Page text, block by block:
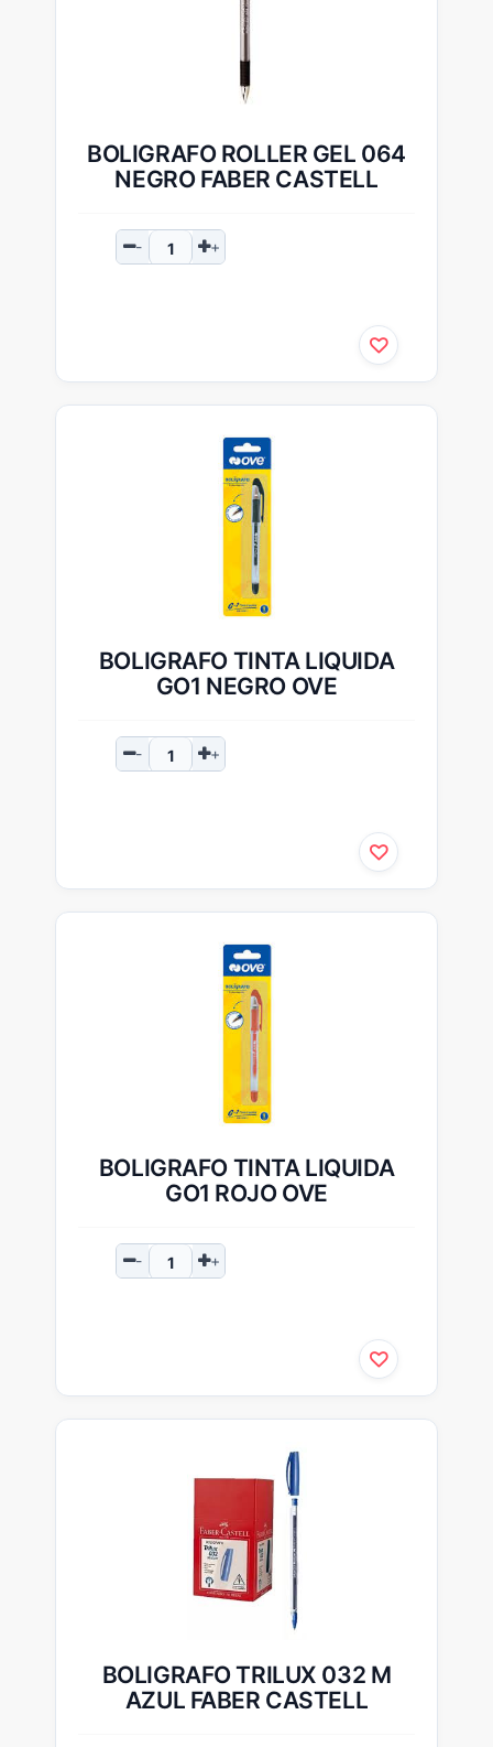
BOLIGRAFO ROLLER GEL 064
NEGRO FABER CASTELL
BOLIGRAFO TINTA LIQUIDA
GO1 NEGRO OVE
BOLIGRAFO TINTA LIQUIDA
GO1 ROJO OVE
BOLIGRAFO TRILUX 032 M
AZUL FABER CASTELL